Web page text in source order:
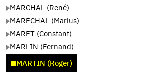
MARCHAL (René)
MARECHAL (Marius)
MARET (Constant)
MARLIN (Fernand)
MARTIN (Roger)